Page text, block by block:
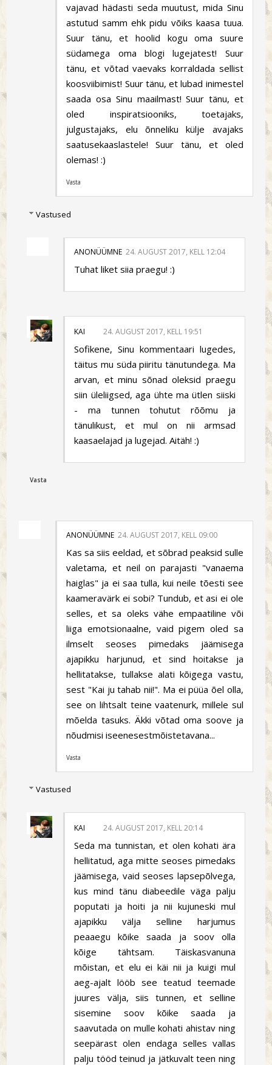
vajavad hädasti seda muutust, mida Sinu
astutud samm ehk pidu võiks kaasa tuua.
Suur tänu, et hoolid kogu oma suure
südamega oma blogi lugejatest! Suur
tänu, et võtad vaevaks korraldada sellist
koosviibimist! Suur tänu, et lubad inimestel
saada osa Sinu maailmast! Suur tänu, et
oled inspiratsiooniks, toetajaks,
julgustajaks, elu õnneliku külje avajaks
saatusekaaslastele! Suur tänu, et oled
olemas! :)
Vasta
Vastused
ANONÜÜMNE 24. AUGUST 2017, KELL 12:04
Tuhat liket siia praegu! :)
KAI 24. AUGUST 2017, KELL 19:51
Sofikene, Sinu kommentaari lugedes,
täitus mu süda piiritu tänutundega. Ma
arvan, et minu sõnad oleksid praegu
siin üleliigsed, aga ühte ma ütlen siiski
- ma tunnen tohutut rõõmu ja
tänulikust, et mul on nii armsad
kaasaelajad ja lugejad. Aitäh! :)
Vasta
ANONÜÜMNE 24. AUGUST 2017, KELL 09:00
Kas sa siis eeldad, et sõbrad peaksid sulle
valetama, et neil on parajasti "vanaema
haiglas" ja ei saa tulla, kui neile tõesti see
kaameravärk ei sobi? Tundub, et asi ei ole
selles, et sa oleks vähe empaatiline või
liiga emotsionaalne, vaid pigem oled sa
ilmselt seoses pimedaks jäämisega
ajapikku harjunud, et sind hoitakse ja
hellitatakse, tullakse alati kõigega vastu,
sest "Kai ju tahab nii!". Ma ei püüa õel olla,
see on lihtsalt teine vaatenurk, millele sul
mõelda tasuks. Äkki võtad oma soove ja
nõudmisi iseenesestmõistetavana...
Vasta
Vastused
KAI 24. AUGUST 2017, KELL 20:14
Seda ma tunnistan, et olen kohati ära
hellitatud, aga mitte seoses pimedaks
jäämisega, vaid seoses lapsepõlvega,
kus mind tänu diabeedile väga palju
poputati ja hoiti ja nii kujuneski mul
ajapikku välja selline harjumus
peaaegu kõike saada ja soov olla
kõige tähtsam. Täiskasvanuna
mõistan, et elu ei käi nii ja kuigi mul
aeg-ajalt lööb see teatud teemade
juures välja, siis tunnen, et selline
sisemine soov kõike saada ja
saavutada on mulle kohati ahistav ning
seepärast olen endaga selles vallas
palju tööd teinud ja jätkuvalt teen ning